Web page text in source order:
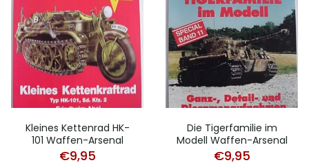
Kleines Kettenrad HK-
101 Waffen-Arsenal
€9,95
Die Tigerfamilie im
Modell Waffen-Arsenal
€9,95